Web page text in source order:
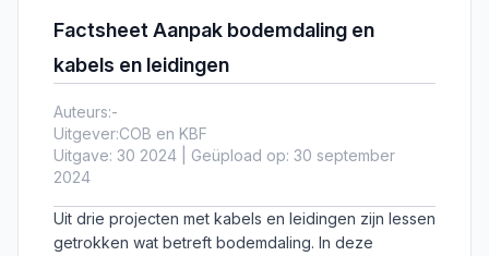
Factsheet Aanpak bodemdaling en
kabels en leidingen
Auteurs:-
Uitgever:COB en KBF
Uitgave: 30 2024 | Geüpload op: 30 september
2024
Uit drie projecten met kabels en leidingen zijn lessen
getrokken wat betreft bodemdaling. In deze